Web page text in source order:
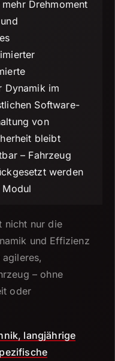
Drehmoment
Dynamik im
Software-
von
bleibt
– Fahrzeug
werden
nicht nur die
und Effizienz
– ohne
oder
langjährige